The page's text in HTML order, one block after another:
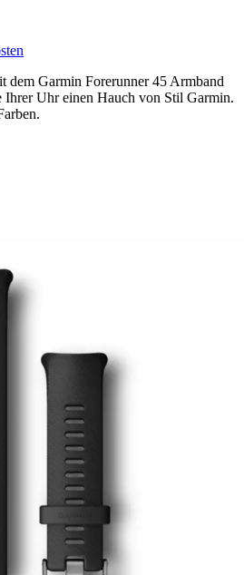
dem Garmin Forerunner 45 Armband
Uhr einen Hauch von Stil Garmin.